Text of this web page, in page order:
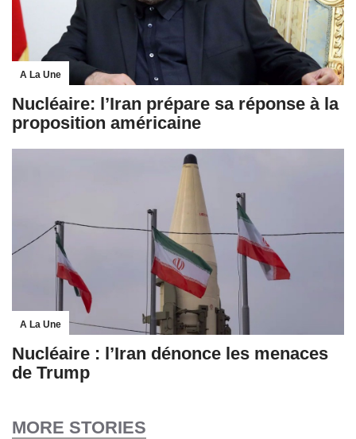
A La Une
Nucléaire: l’Iran prépare sa réponse à la
proposition américaine
A La Une
Nucléaire : l’Iran dénonce les menaces
de Trump
MORE STORIES